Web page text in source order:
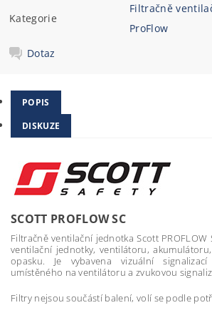
Kategorie
Filtračně
ProFlow
Dotaz
POPIS
DISKUZE
SCOTT PROFLOW SC
Filtračně ventilační jednotka Scott PROFLOW
ventilační jednotky, ventilátoru,
opasku. Je vybavena vizuální
umístěného na ventilátoru a zvukovou
Filtry nejsou součástí balení, volí se podle